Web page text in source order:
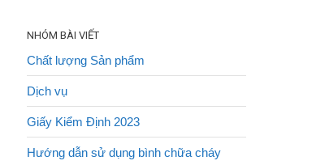
NHÓM BÀI VIẾT
Chất lượng Sản phẩm
Dịch vụ
Giấy Kiểm Định 2023
Hướng dẫn sử dụng bình chữa cháy